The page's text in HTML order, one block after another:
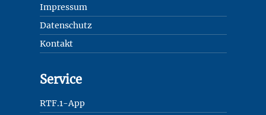
Impressum
Datenschutz
Kontakt
Service
RTF.1-App